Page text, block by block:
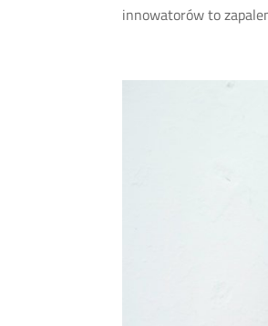
innowatorów to